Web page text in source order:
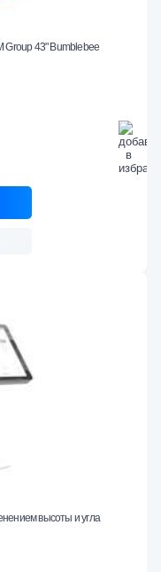
Group 43" Bumblebee
высоты и угла